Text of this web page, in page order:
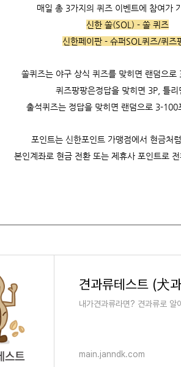
매일 총 3가지의 퀴즈 이벤트에 참여가
신한 쏠(SOL) - 쏠 퀴즈
신한페이판 - 슈퍼SOL퀴즈/퀴즈
쏠퀴즈는 야구 상식 퀴즈를 맞히면 랜덤으로
퀴즈팡팡은정답을 맞히면 3P, 틀리
출석퀴즈는 정답을 맞히면 랜덤으로 3-100
포인트는 신한포인트 가맹점에서 현금처
본인계좌로 현금 전환 또는 제휴사 포인트로 전
견과류테스트 (犬
내가견과류라면? 견과류로 알
main.janndk.com